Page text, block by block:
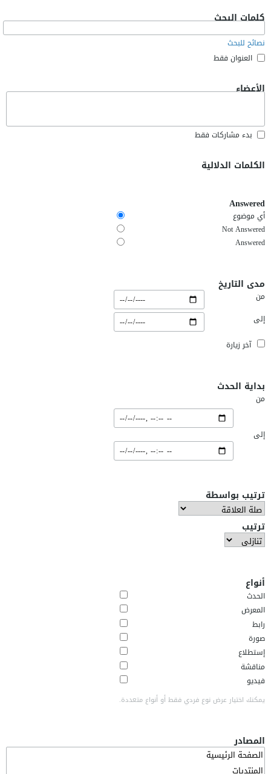
كلمات البحث
نصائح للبحث
العنوان فقط
الأعضاء
بدء مشاركات فقط
الكلمات الدلالية
Answered
أي موضوع
Not Answered
Answered
مدى التاريخ
من
إلى
آخر زيارة
بداية الحدث
من
إلى
ترتيب بواسطة
ترتيب
أنواع
الحدث
المعرض
رابط
صورة
إستطلاع
مناقشة
فيديو
يمكنك اختيار عرض نوع فردي فقط أو أنواع متعددة.
المصادر